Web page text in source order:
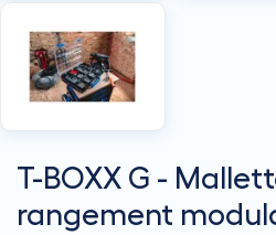
T-BOXX G -
rangement